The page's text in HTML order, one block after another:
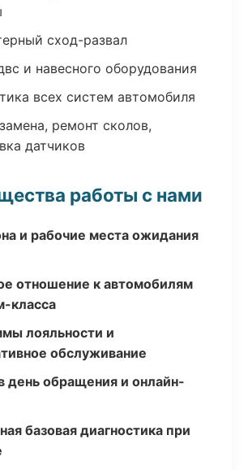
сход-развал
и навесного оборудования
всех систем автомобиля
ремонт сколов,
датчиков
работы с нами
и рабочие места ожидания
отношение к автомобилям
класса
лояльности и
обслуживание
день обращения и онлайн-
базовая диагностика при